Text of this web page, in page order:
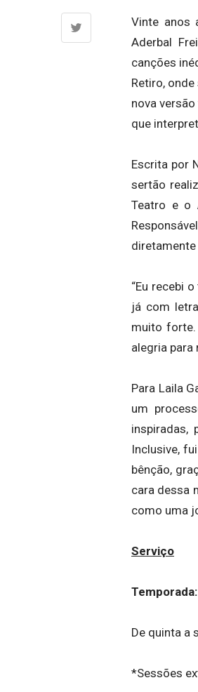
Vinte anos
Aderbal
canções
Retiro,
nova
que
Escrita por
sertão
Teatro e o
“Eu recebi
já com
muito forte.
alegria para
Para Laila
um
inspiradas,
Inclusive,
bênção,
cara dessa
como uma
Serviço
Temporada:
De quinta a
*Sessões